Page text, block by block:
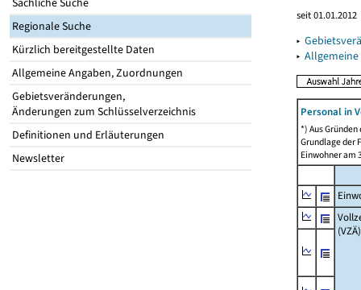
Regionale Suche
Kürzlich bereitgestellte Daten
Allgemeine Angaben, Zuordnungen
Gebietsveränderungen,
Änderungen zum Schlüsselverzeichnis
Definitionen und Erläuterungen
Newsletter
seit 01.01.2012
▸
▸
Personal in
*) Aus
Grundlage der
Einwohner am
(VZÄ)